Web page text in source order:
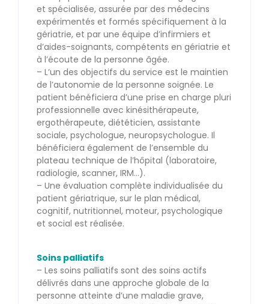
et spécialisée, assurée par des médecins
expérimentés et formés spécifiquement à la
gériatrie, et par une équipe d’infirmiers et
d’aides-soignants, compétents en gériatrie et
à l’écoute de la personne âgée.
– L’un des objectifs du service est le maintien
de l’autonomie de la personne soignée. Le
patient bénéficiera d’une prise en charge pluri
professionnelle avec kinésithérapeute,
ergothérapeute, diététicien, assistante
sociale, psychologue, neuropsychologue. Il
bénéficiera également de l’ensemble du
plateau technique de l’hôpital (laboratoire,
radiologie, scanner, IRM…).
– Une évaluation complète individualisée du
patient gériatrique, sur le plan médical,
cognitif, nutritionnel, moteur, psychologique
et social est réalisée.
Soins palliatifs
– Les soins palliatifs sont des soins actifs
délivrés dans une approche globale de la
personne atteinte d’une maladie grave,